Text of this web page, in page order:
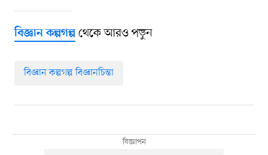
বিজ্ঞান কল্পগল্পথেকে আরও পড়ুন
বিজ্ঞান কল্পগল্প বিজ্ঞানচিন্তা